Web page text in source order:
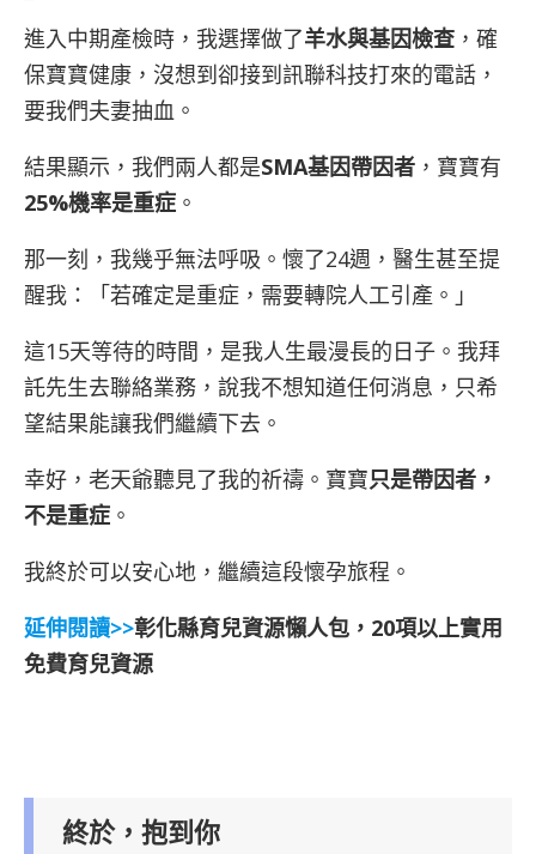
進入中期產檢時，我選擇做了羊水與基因檢查 ，確
保寶寶健康，沒想到卻接到訊聯科技打來的電話，
要我們夫妻抽血。
結果顯示，我們兩人都是SMA基因帶因者 ，寶寶有
25%機率是重症 。
那一刻，我幾乎無法呼吸。懷了24週，醫生甚至提
醒我：「若確定是重症，需要轉院人工引產。」
這15天等待的時間，是我人生最漫長的日子。我拜
託先生去聯絡業務，說我不想知道任何消息，只希
望結果能讓我們繼續下去。
幸好，老天爺聽見了我的祈禱。寶寶只是帶因者，
不是重症 。
我終於可以安心地，繼續這段懷孕旅程。
延伸閱讀>>彰化縣育兒資源懶人包，20項以上實用
免費育兒資源
終於，抱到你